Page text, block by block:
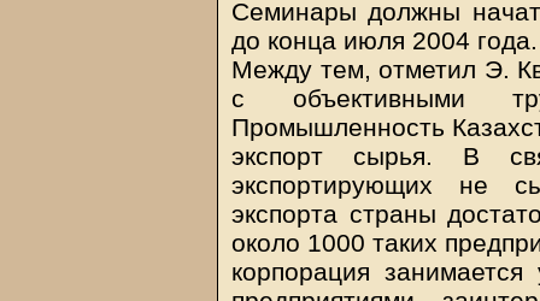
Семинары должны
до конца июля 2004 года.
Между тем, отметил Э.
с объективными
Промышленность
экспорт сырья. В
экспортирующих не
экспорта страны
около 1000 таких
корпорация